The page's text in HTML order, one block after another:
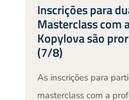
Inscrições para
Masterclass com
Kopylova são
(7/8)
As inscrições para
masterclass com a